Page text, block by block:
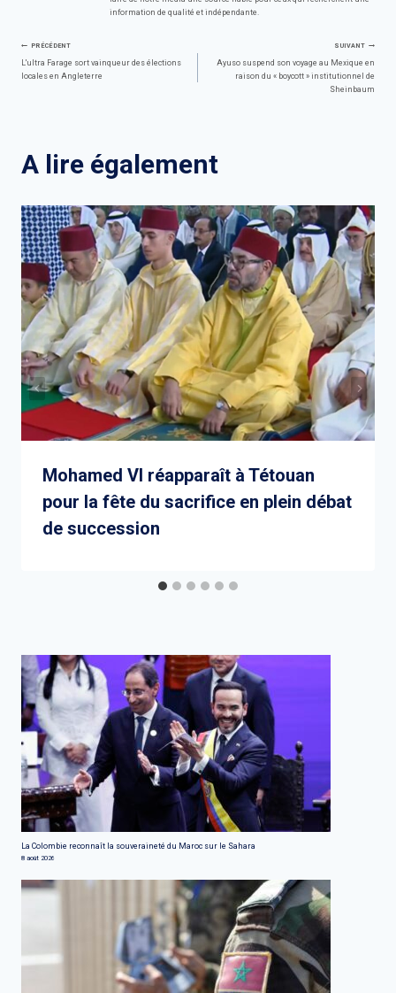
information de qualité et indépendante.
Navigation
PRÉCÉDENT
L'ultra Farage sort vainqueur des élections
locales en Angleterre
SUIVANT
Ayuso suspend son voyage au Mexique en
raison du « boycott » institutionnel de
Sheinbaum
A lire également
Mohamed VI réapparaît à Tétouan
pour la fête du sacrifice en plein débat
de succession
La Colombie reconnaît la souveraineté du Maroc sur le Sahara
8 août 2026